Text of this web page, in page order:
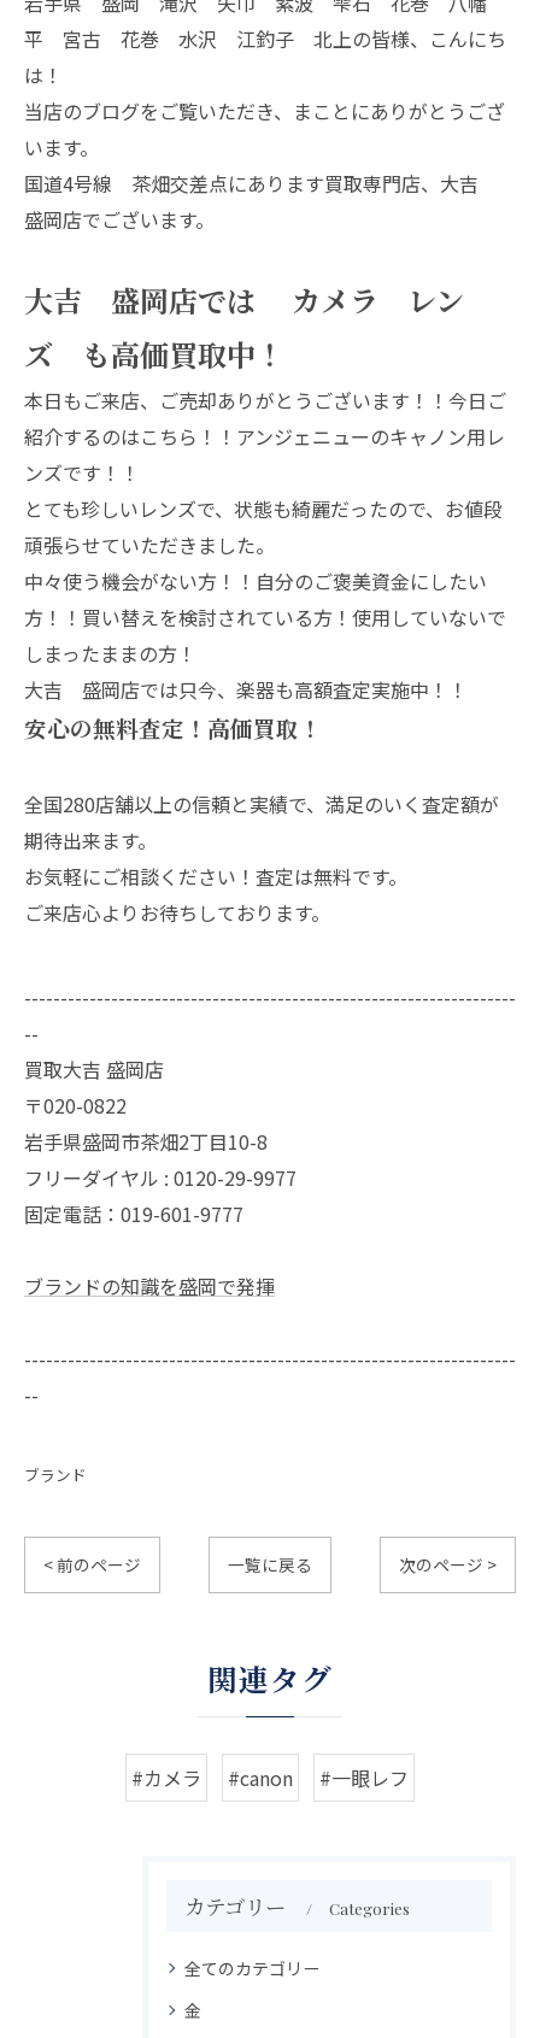
平 宮古 花巻 水沢 江釣子 北上の皆様、こんにち
は！
当店のブログをご覧いただき、まことにありがとうござ
います。
国道4号線 茶畑交差点にあります買取専門店、大吉
盛岡店でございます。
大吉 盛岡店では カメラ レン
ズ も高価買取中！
本日もご来店、ご売却ありがとうございます！！今日ご
紹介するのはこちら！！アンジェニューのキャノン用レ
ンズです！！
とても珍しいレンズで、状態も綺麗だったので、お値段
頑張らせていただきました。
中々使う機会がない方！！自分のご褒美資金にしたい
方！！買い替えを検討されている方！使用していないで
しまったままの方！
大吉 盛岡店では只今、楽器も高額査定実施中！！
安心の無料査定！高価買取！
全国280店舗以上の信頼と実績で、満足のいく査定額が
期待出来ます。
お気軽にご相談ください！査定は無料です。
ご来店心よりお待ちしております。
--------------------------------------------------------------------
--
買取大吉 盛岡店
〒020-0822
岩手県盛岡市茶畑2丁目10-8
フリーダイヤル : 0120-29-9977
固定電話：019-601-9777
ブランドの知識を盛岡で発揮
--------------------------------------------------------------------
--
ブランド
< 前のページ 一覧に戻る 次のページ >
関連タグ
#カメラ #canon #一眼レフ
カテゴリー Categories
全てのカテゴリー
金